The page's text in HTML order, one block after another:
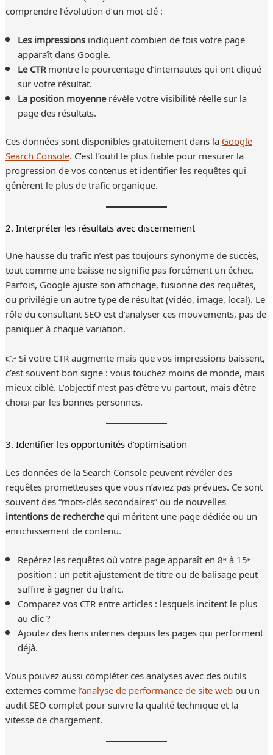
comprendre l’évolution d’un mot-clé :
Les impressionsindiquent combien de fois votre page
apparaît dans Google.
Le CTRmontre le pourcentage d’internautes qui ont cliqué
sur votre résultat.
La position moyennerévèle votre visibilité réelle sur la
page des résultats.
Ces données sont disponibles gratuitement dans laGoogle
Search Console. C’est l’outil le plus fiable pour mesurer la
progression de vos contenus et identifier les requêtes qui
génèrent le plus de trafic organique.
2. Interpréter les résultats avec discernement
Une hausse du trafic n’est pas toujours synonyme de succès,
tout comme une baisse ne signifie pas forcément un échec.
Parfois, Google ajuste son affichage, fusionne des requêtes,
ou privilégie un autre type de résultat (vidéo, image, local). Le
rôle du consultant SEO est d’analyser ces mouvements, pas de
paniquer à chaque variation.
👉 Si votre CTR augmente mais que vos impressions baissent,
c’est souvent bon signe : vous touchez moins de monde, mais
mieux ciblé. L’objectif n’est pas d’être vu partout, mais d’être
choisi par les bonnes personnes.
3. Identifier les opportunités d’optimisation
Les données de la Search Console peuvent révéler des
requêtes prometteuses que vous n’aviez pas prévues. Ce sont
souvent des “mots-clés secondaires” ou de nouvelles
intentions de recherchequi méritent une page dédiée ou un
enrichissement de contenu.
Repérez les requêtes où votre page apparaît en 8ᵉ à 15ᵉ
position : un petit ajustement de titre ou de balisage peut
suffire à gagner du trafic.
Comparez vos CTR entre articles : lesquels incitent le plus
au clic ?
Ajoutez des liens internes depuis les pages qui performent
déjà.
Vous pouvez aussi compléter ces analyses avec des outils
externes commel’analyse de performance de site webou un
audit SEO complet pour suivre la qualité technique et la
vitesse de chargement.